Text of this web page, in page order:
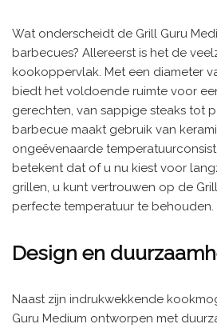
Wat onderscheidt de Grill Guru
barbecues? Allereerst is het de
kookoppervlak. Met een diameter
biedt het voldoende ruimte voor
gerechten, van sappige steaks tot
barbecue maakt gebruik van
ongeëvenaarde
betekent dat of u nu kiest voor
grillen, u kunt vertrouwen op de
perfecte temperatuur te behouden.
Design en
Naast zijn indrukwekkende
Guru Medium ontworpen met